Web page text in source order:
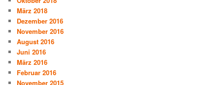
März 2018
Dezember 2016
November 2016
August 2016
Juni 2016
März 2016
Februar 2016
November 2015